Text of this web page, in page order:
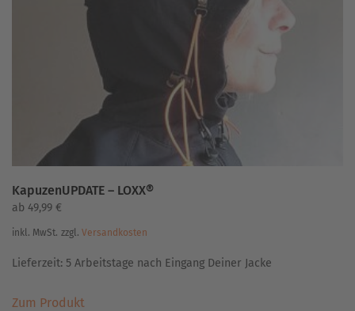
auf
der
Produktseite
gewählt
werden
KapuzenUPDATE – LOXX®
ab 49,99 €
inkl. MwSt. zzgl. Versandkosten
Lieferzeit: 5 Arbeitstage nach Eingang Deiner Jacke
Zum ProduktProdukt